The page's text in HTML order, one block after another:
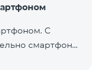
С
смартфон